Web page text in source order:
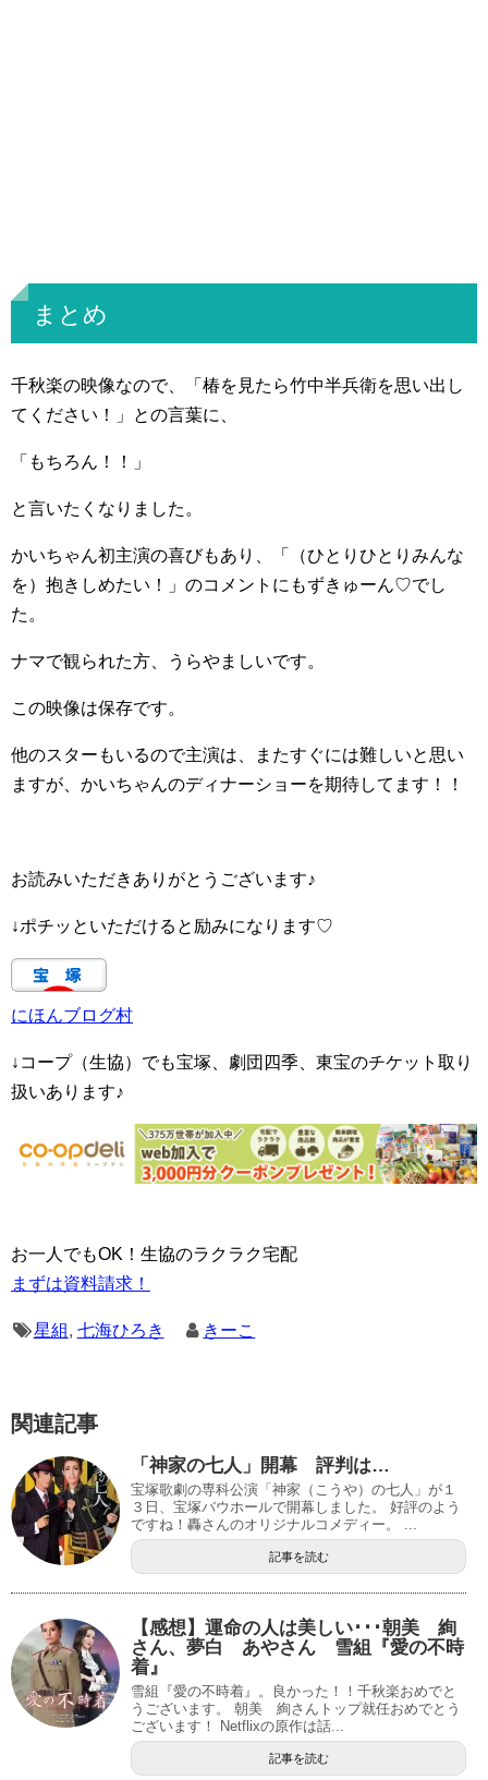
まとめ
千秋楽の映像なので、「椿を見たら竹中半兵衛を思い出し
てください！」との言葉に、
「もちろん！！」
と言いたくなりました。
かいちゃん初主演の喜びもあり、「（ひとりひとりみんな
を）抱きしめたい！」のコメントにもずきゅーん♡でし
た。
ナマで観られた方、うらやましいです。
この映像は保存です。
他のスターもいるので主演は、またすぐには難しいと思い
ますが、かいちゃんのディナーショーを期待してます！！
お読みいただきありがとうございます♪
↓ポチッといただけると励みになります♡
にほんブログ村
↓コープ（生協）でも宝塚、劇団四季、東宝のチケット取り
扱いあります♪
お一人でもOK！生協のラクラク宅配
まずは資料請求！
星組, 七海ひろき きーこ
関連記事
「神家の七人」開幕 評判は…
宝塚歌劇の専科公演「神家（こうや）の七人」が１
３日、宝塚バウホールで開幕しました。 好評のよう
ですね！轟さんのオリジナルコメディー。 ...
記事を読む
【感想】運命の人は美しい･･･朝美 絢
さん、夢白 あやさん 雪組『愛の不時
着』
雪組『愛の不時着』。良かった！！千秋楽おめでと
うございます。 朝美 絢さんトップ就任おめでとう
ございます！ Netflixの原作は話...
記事を読む